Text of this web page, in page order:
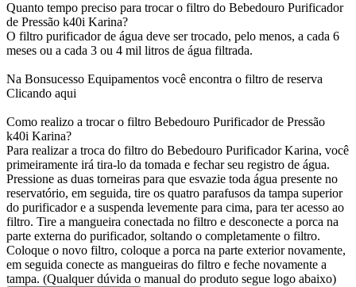
Quanto tempo preciso para trocar o filtro do Bebedouro Purificador
de Pressão k40i Karina?
O filtro purificador de água deve ser trocado, pelo menos, a cada 6
meses ou a cada 3 ou 4 mil litros de água filtrada.
Na Bonsucesso Equipamentos você encontra o filtro de reserva
Clicando aqui
Como realizo a trocar o filtro Bebedouro Purificador de Pressão
k40i Karina?
Para realizar a troca do filtro do Bebedouro Purificador Karina, você
primeiramente irá tira-lo da tomada e fechar seu registro de água.
Pressione as duas torneiras para que esvazie toda água presente no
reservatório, em seguida, tire os quatro parafusos da tampa superior
do purificador e a suspenda levemente para cima, para ter acesso ao
filtro. Tire a mangueira conectada no filtro e desconecte a porca na
parte externa do purificador, soltando o completamente o filtro.
Coloque o novo filtro, coloque a porca na parte exterior novamente,
em seguida conecte as mangueiras do filtro e feche novamente a
tampa. (Qualquer dúvida o manual do produto segue logo abaixo)